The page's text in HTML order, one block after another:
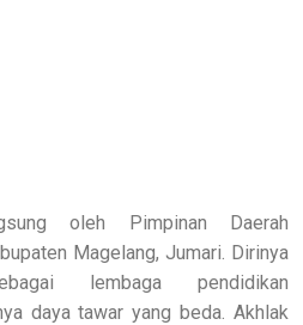
oleh Pimpinan Daerah
Magelang, Jumari. Dirinya
lembaga pendidikan
daya tawar yang beda. Akhlak